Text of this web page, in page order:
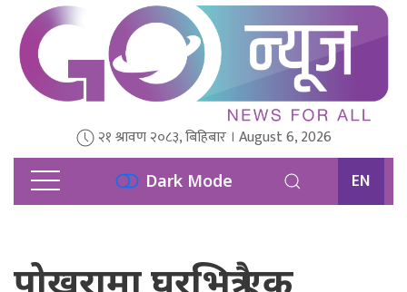
२१ श्रावण २०८३, बिहिबार । August 6, 2026
Dark Mode EN
पोखरामा घरभित्रै एक